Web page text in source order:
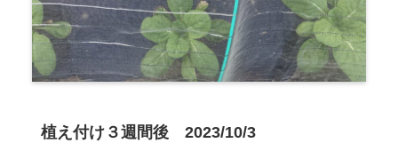
植え付け３週間後 2023/10/3